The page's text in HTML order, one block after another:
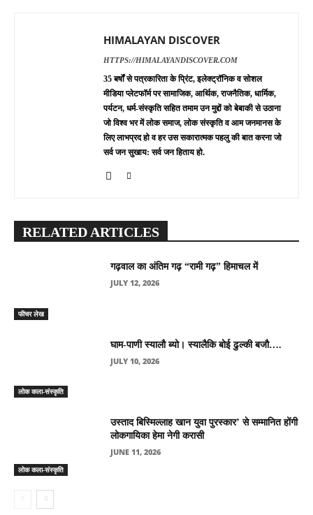
HIMALAYAN DISCOVER
HTTPS://HIMALAYANDISCOVER.COM
35 बर्षों से पत्रकारिता के प्रिंट, इलेक्ट्रॉनिक व सोशल
मीडिया प्लेटफॉर्म पर सामाजिक, आर्थिक, राजनैतिक, धार्मिक,
पर्यटन, धर्म-संस्कृति सहित तमाम उन मुद्दों को बेबाकी से उठाना
जो विश्व भर में लोक समाज, लोक संस्कृति व आम जनमानस के
लिए लाभप्रद हो व हर उस सकारात्मक पहलु की बात करना जो
सर्व जन सुखाय: सर्व जन हिताय हो.
RELATED ARTICLES
फीचर लेख
गढ़वाल का अंतिम गढ़ “रामी गढ़” हिमाचल में
JULY 12, 2026
लोक कला-संस्कृति
घाम-पाणी स्यालौ ब्यो। स्यालैकि बोई ढुल्की बजौ….
JULY 10, 2026
लोक कला-संस्कृति
उस्ताद बिस्मिल्लाह खान युवा पुरस्कार’ से सम्मानित होंगी
लोकगायिका हेमा नेगी करासी
JUNE 11, 2026